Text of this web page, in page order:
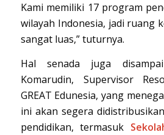
Kami memiliki 17 program
wilayah Indonesia, jadi ruang
sangat luas,” tuturnya.
Hal senada juga
Komarudin, Supervisor
GREAT Edunesia, yang
ini akan segera
pendidikan, termasuk